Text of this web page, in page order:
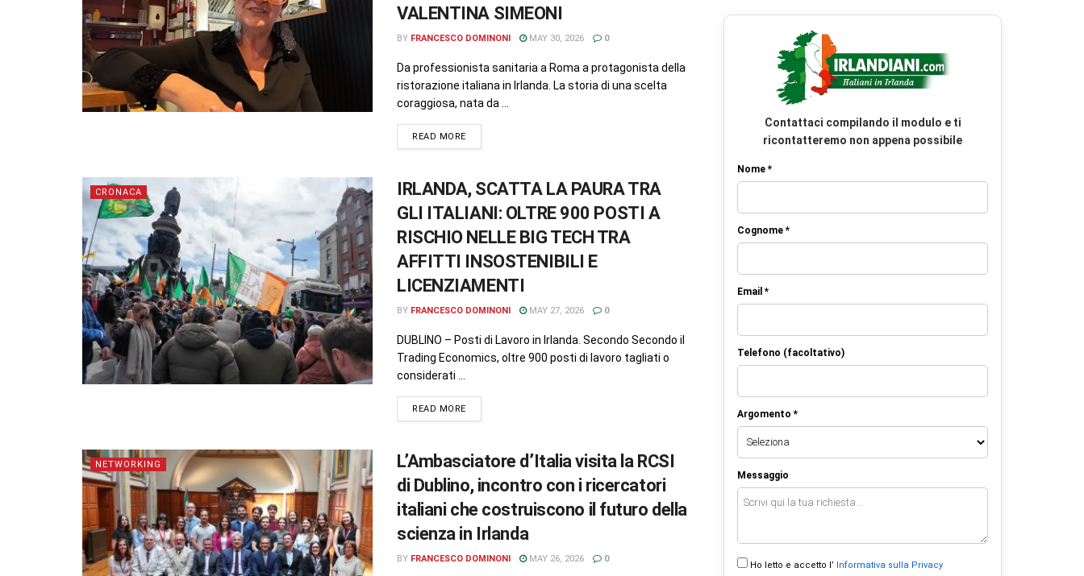
VALENTINA SIMEONI
BY FRANCESCO DOMINONI MAY 30, 2026 0
Da professionista sanitaria a Roma a protagonista della
ristorazione italiana in Irlanda. La storia di una scelta
coraggiosa, nata da ...
READ MORE
CRONACA
IRLANDA, SCATTA LA PAURA TRA
GLI ITALIANI: OLTRE 900 POSTI A
RISCHIO NELLE BIG TECH TRA
AFFITTI INSOSTENIBILI E
LICENZIAMENTI
BY FRANCESCO DOMINONI MAY 27, 2026 0
DUBLINO – Posti di Lavoro in Irlanda. Secondo Secondo il
Trading Economics, oltre 900 posti di lavoro tagliati o
considerati ...
READ MORE
NETWORKING
L’Ambasciatore d’Italia visita la RCSI
di Dublino, incontro con i ricercatori
italiani che costruiscono il futuro della
scienza in Irlanda
BY FRANCESCO DOMINONI MAY 26, 2026 0
Contattaci compilando il modulo e ti
ricontatteremo non appena possibile
Nome *
Cognome *
Email *
Telefono (facoltativo)
Argomento *
Messaggio
Ho letto e accetto l’ Informativa sulla Privacy